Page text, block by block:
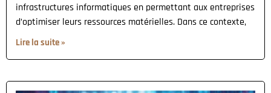
infrastructures informatiques en permettant aux entreprises
d’optimiser leurs ressources matérielles. Dans ce contexte,
Lire la suite »